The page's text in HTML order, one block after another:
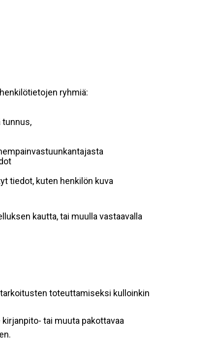
ryhmiä:
tunnus,
tiedot, kuten henkilön kuva
kautta, tai muulla vastaavalla
toteuttamiseksi kulloinkin
tai muuta pakottavaa